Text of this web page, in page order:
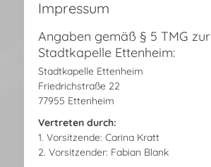
Impressum
Angaben gemäß § 5 TMG zur
Stadtkapelle Ettenheim:
Stadtkapelle Ettenheim
Friedrichstraße 22
77955 Ettenheim
Vertreten durch:
1. Vorsitzende: Carina Kratt
2. Vorsitzender: Fabian Blank